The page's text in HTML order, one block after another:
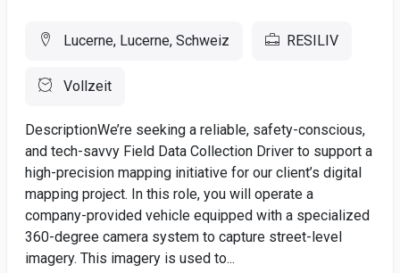
Lucerne, Lucerne, Schweiz RESILIV
Vollzeit
DescriptionWe’re seeking a reliable, safety-conscious,
and tech-savvy Field Data Collection Driver to support a
high-precision mapping initiative for our client’s digital
mapping project. In this role, you will operate a
company-provided vehicle equipped with a specialized
360-degree camera system to capture street-level
imagery. This imagery is used to...